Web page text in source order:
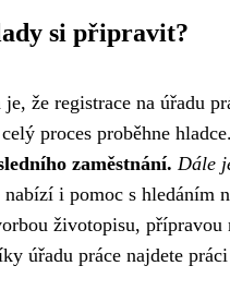
si připravit?
je, že registrace na úřadu
proces proběhne hladce.
zaměstnání. Dále
nabízí i pomoc s hledáním
životopisu,
úřadu práce najdete